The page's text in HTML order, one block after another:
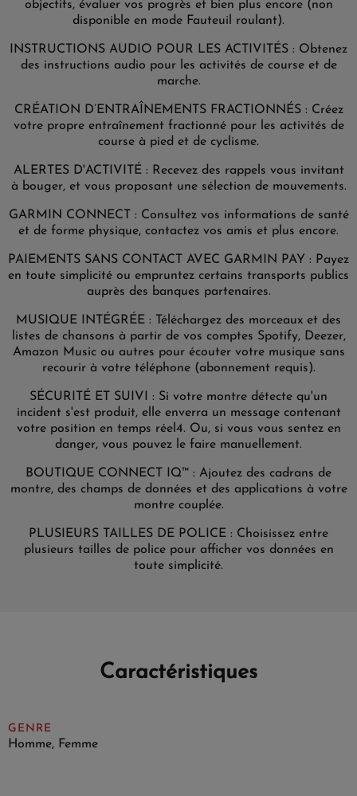
objectifs, évaluer vos progrès et bien plus encore (non
disponible en mode Fauteuil roulant).
INSTRUCTIONS AUDIO POUR LES ACTIVITÉS : Obtenez
des instructions audio pour les activités de course et de
marche.
CRÉATION D’ENTRAÎNEMENTS FRACTIONNÉS : Créez
votre propre entraînement fractionné pour les activités de
course à pied et de cyclisme.
ALERTES D'ACTIVITÉ : Recevez des rappels vous invitant
à bouger, et vous proposant une sélection de mouvements.
GARMIN CONNECT : Consultez vos informations de santé
et de forme physique, contactez vos amis et plus encore.
PAIEMENTS SANS CONTACT AVEC GARMIN PAY : Payez
en toute simplicité ou empruntez certains transports publics
auprès des banques partenaires.
MUSIQUE INTÉGRÉE : Téléchargez des morceaux et des
listes de chansons à partir de vos comptes Spotify, Deezer,
Amazon Music ou autres pour écouter votre musique sans
recourir à votre téléphone (abonnement requis).
SÉCURITÉ ET SUIVI : Si votre montre détecte qu'un
incident s'est produit, elle enverra un message contenant
votre position en temps réel4. Ou, si vous vous sentez en
danger, vous pouvez le faire manuellement.
BOUTIQUE CONNECT IQ™ : Ajoutez des cadrans de
montre, des champs de données et des applications à votre
montre couplée.
PLUSIEURS TAILLES DE POLICE : Choisissez entre
plusieurs tailles de police pour afficher vos données en
toute simplicité.
Caractéristiques
GENRE
Homme, Femme